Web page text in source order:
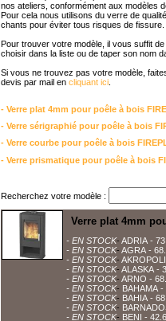
nos ateliers, conformément aux modèles
Pour cela nous utilisons du verre de
chants pour éviter tous risques de fissure.
Pour trouver votre modèle, il vous suffit
choisir dans la liste ou de taper son nom
Si vous ne trouvez pas votre modèle,
devis par mail en cliquant ici
- Verre plat 4mm pour poêle à bois
- Verre sérigraphié pour poêle à bois
- Verre courbe pour poêle à bois
- Verre prismatique pour poêle à bois
Recherchez votre modèle :
Verre plat 4mm
- ADRIA
- EN STOCK
-
- AGRA
- EN STOCK
-
-
- EN STOCK
- ALASKA
- EN STOCK
-
- ARNO
- EN STOCK
-
- BAHAMA
- EN STOCK
-
- BAHIA
- EN STOCK
-
-
- EN STOCK
- BENI
- EN STOCK
-